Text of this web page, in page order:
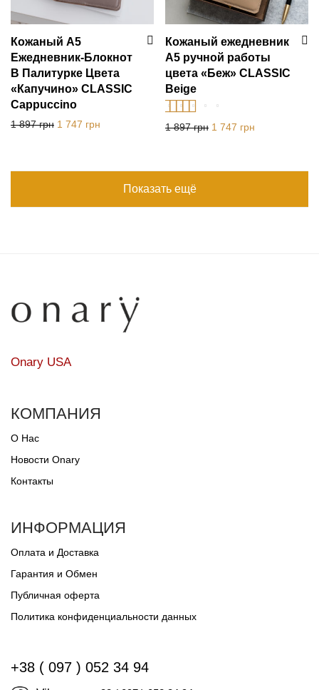
Кожаный А5
Ежедневник-Блокнот
В Палитурке Цвета
«Капучино» CLASSIC
Cappuccino
1 897грн Первоначальная цена составляла 1 897 грн.
1 747 грн Текущая цена: 1 747 грн.
Кожаный ежедневник
А5 ручной работы
цвета «Беж» CLASSIC
Beige
Оценка5.00 из
1 897грн Первоначальная цена
1 747 грн
Показать ещё
Onary USA
КОМПАНИЯ
О Нас
Новости Onary
Контакты
ИНФОРМАЦИЯ
Оплата и Доставка
Гарантия и Обмен
Публичная оферта
Политика конфиденциальности данных
+38 ( 097 ) 052 34 94